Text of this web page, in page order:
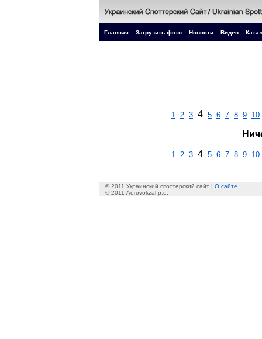
Главная Загрузить фото Новости Видео
1 2 3 4 5 6 7 8 9 10
1 2 3 4 5 6 7 8 9 10
© 2011 Украинский споттерский сайт | О сайте
© 2011 Aerovokzal p.e.